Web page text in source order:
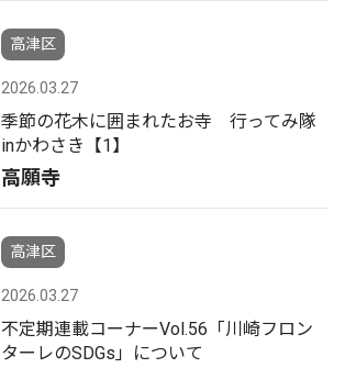
高津区
2026.03.27
季節の花木に囲まれたお寺 行ってみ隊
inかわさき【1】
高願寺
高津区
2026.03.27
不定期連載コーナーVol.56「川崎フロン
ターレのSDGs」について